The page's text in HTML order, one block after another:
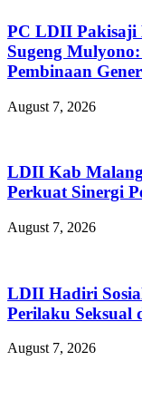
PC LDII Pakisaji
Sugeng
Pembinaan
August 7, 2026
LDII Kab
Perkuat Sinergi
August 7, 2026
LDII Hadiri
Perilaku Seksual
August 7, 2026